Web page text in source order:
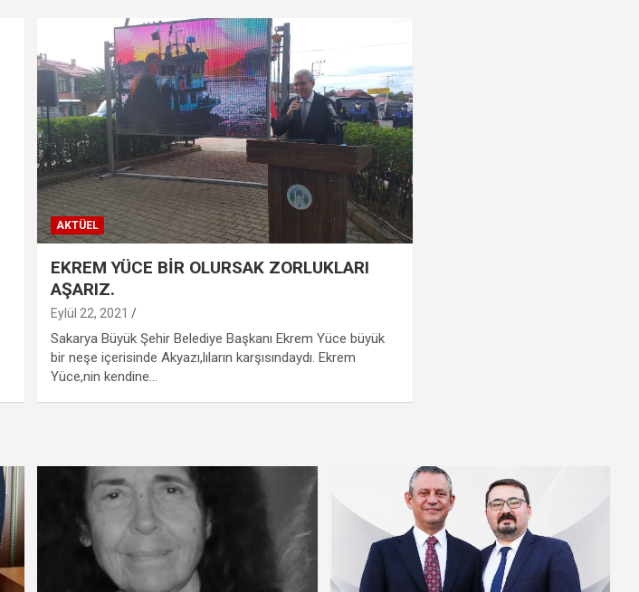
AKTÜEL
EKREM YÜCE BİR OLURSAK ZORLUKLARI
AŞARIZ.
Eylül 22, 2021
Sakarya Büyük Şehir Belediye Başkanı Ekrem Yüce büyük
bir neşe içerisinde Akyazı,lıların karşısındaydı. Ekrem
Yüce,nin kendine…